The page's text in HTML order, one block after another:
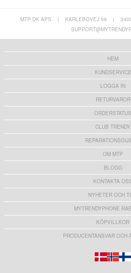
MTP DK APS | KARLEBOVEJ 59 |
HEM
KUNDSERVICE
LOGGA IN
RETURVAROR
ORDERSTATUS
CLUB TRENDY
OM MTP
BLOGG
KONTAKTA
NYHETER OCH
MYTRENDYPHONE
KÖPVILLKOR
PRODUCENTANSVAR OCH